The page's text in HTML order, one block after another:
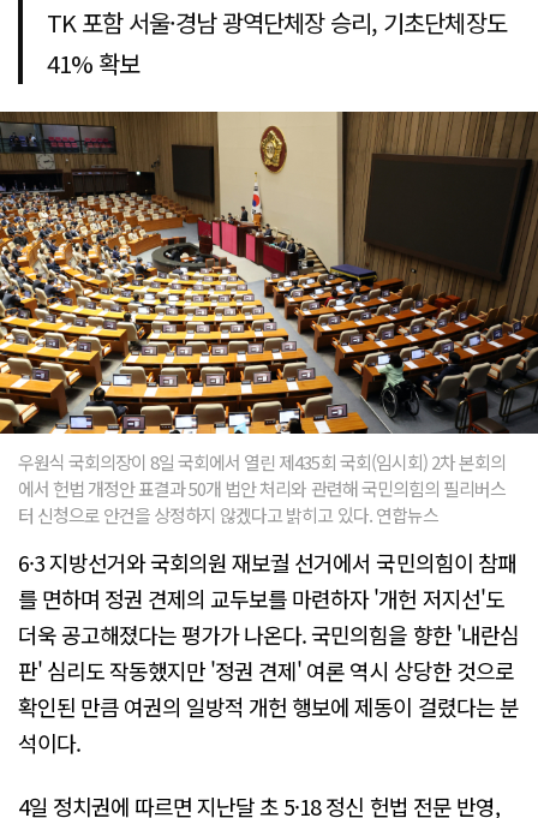
TK 포함 서울·경남 광역단체장 승리, 기초단체장도
41% 확보
우원식 국회의장이 8일 국회에서 열린 제435회 국회(임시회) 2차 본회의
에서 헌법 개정안 표결과 50개 법안 처리와 관련해 국민의힘의 필리버스
터 신청으로 안건을 상정하지 않겠다고 밝히고 있다. 연합뉴스
6·3 지방선거와 국회의원 재보궐 선거에서 국민의힘이 참패
를 면하며 정권 견제의 교두보를 마련하자 '개헌 저지선'도
더욱 공고해졌다는 평가가 나온다. 국민의힘을 향한 '내란심
판' 심리도 작동했지만 '정권 견제' 여론 역시 상당한 것으로
확인된 만큼 여권의 일방적 개헌 행보에 제동이 걸렸다는 분
석이다.
4일 정치권에 따르면 지난달 초 5·18 정신 헌법 전문 반영,